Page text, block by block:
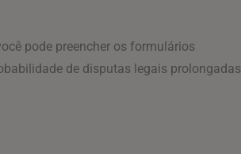
pode preencher os formulários
de disputas legais prolongadas